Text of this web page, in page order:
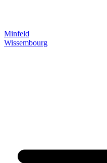
Minfeld
Wissembourg